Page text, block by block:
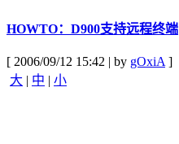
HOWTO：D900支持远程终端
[ 2006/09/12 15:42 | by gOxiA]
大 | 中 | 小